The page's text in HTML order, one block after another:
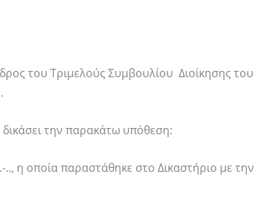
του Τριμελούς Συμβουλίου Διοίκησης του
την παρακάτω υπόθεση:
οποία παραστάθηκε στο Δικαστήριο με την